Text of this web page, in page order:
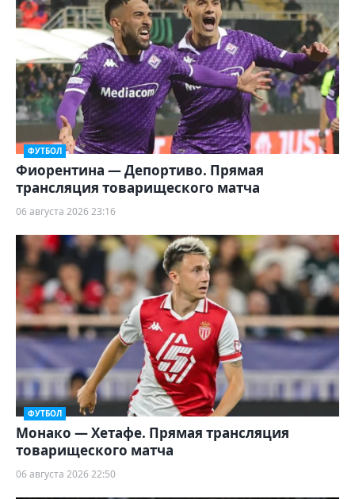
ФУТБОЛ
Фиорентина — Депортиво. Прямая
трансляция товарищеского матча
06 августа 2026 23:16
ФУТБОЛ
Монако — Хетафе. Прямая трансляция
товарищеского матча
06 августа 2026 22:50